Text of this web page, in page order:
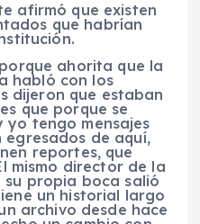
afirmó que existen
que habrían
ahorita que la
habló con los
dijeron que estaban
que porque se
tengo mensajes
egresados de aquí,
reportes, que
mismo director de la
su propia boca salió
un historial largo
archivo desde hace